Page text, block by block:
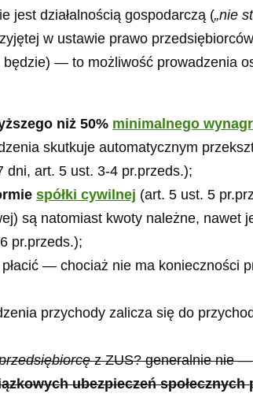
jest działalnością gospodarczą („nie
w ustawie prawo
— to możliwość prowadzenia
niż 50% minimalnego
skutkuje automatycznym
dni, art. 5 ust. 3-4 pr.przeds.);
spółki cywilnej (art. 5 ust. 5
są natomiast kwoty należne, nawet
pr.przeds.);
— chociaż nie ma konieczności
przychody zalicza się do
z ZUS? generalnie nie —
ubezpieczeń społecznych